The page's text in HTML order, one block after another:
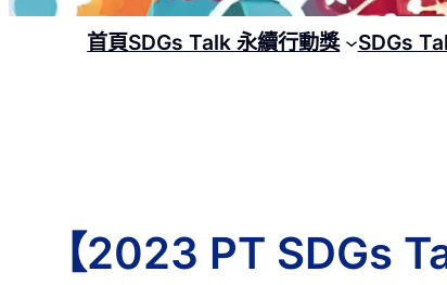
首頁SDGs Talk 永續行動獎 SDGs
【2023 PT SDGs